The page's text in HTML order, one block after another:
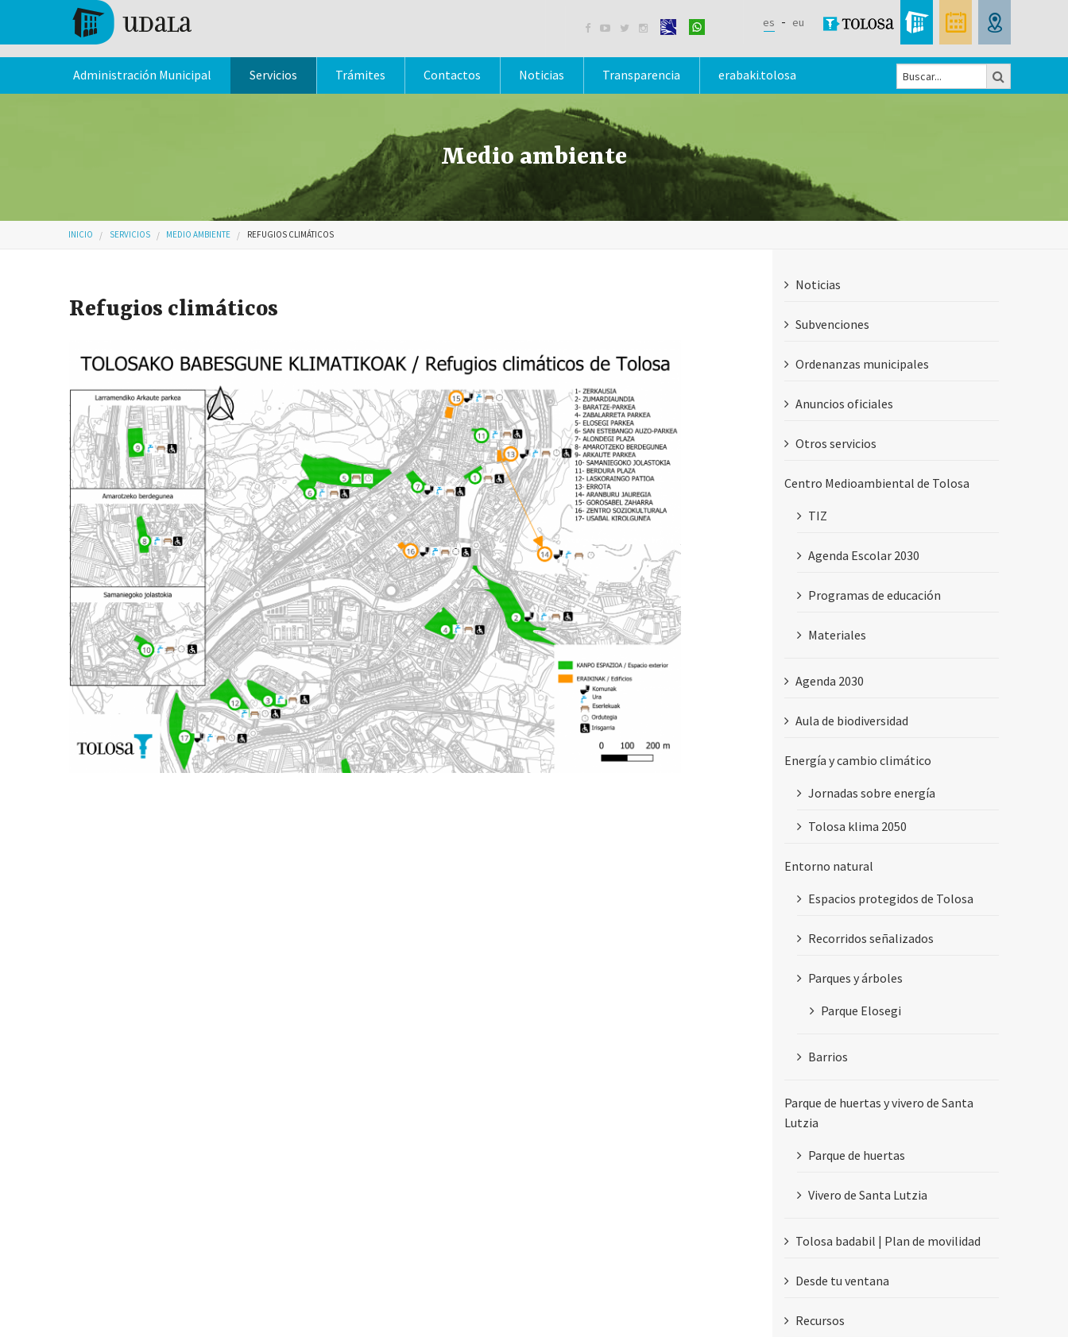
Pasar al contenido principal
    es eu
Formulario
Administración Municipal Servicios Trámites Contactos Noticias Transparencia erabaki.tolosa
Medio ambiente
Usted está aquí
INICIO SERVICIOS MEDIO AMBIENTE REFUGIOS CLIMÁTICOS
Refugios climáticos
Noticias
Subvenciones
Ordenanzas municipales
Anuncios oficiales
Otros servicios
Centro Medioambiental de Tolosa
TIZ
Agenda Escolar 2030
Programas de educación
Materiales
Agenda 2030
Aula de biodiversidad
Energía y cambio climático
Jornadas sobre energía
Tolosa klima 2050
Entorno natural
Espacios protegidos de Tolosa
Recorridos señalizados
Parques y árboles
Parque Elosegi
Barrios
Parque de huertas y vivero de Santa
Lutzia
Parque de huertas
Vivero de Santa Lutzia
Tolosa badabil | Plan de movilidad
Desde tu ventana
Recursos